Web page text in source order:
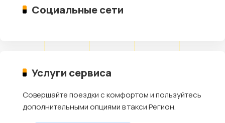
Социальные сети
Услуги сервиса
Совершайте поездки с комфортом и пользуйтесь
дополнительными опциями в такси Регион.